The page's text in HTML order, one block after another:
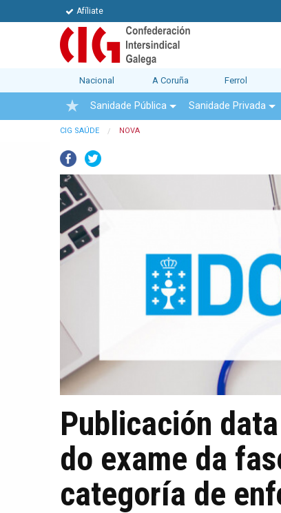
Afíliate
Nacional A Coruña Ferrol
Sanidade Pública Sanidade Privada
CIG SAÚDE NOVA
Facebook
Publicación
do exame da
categoría de